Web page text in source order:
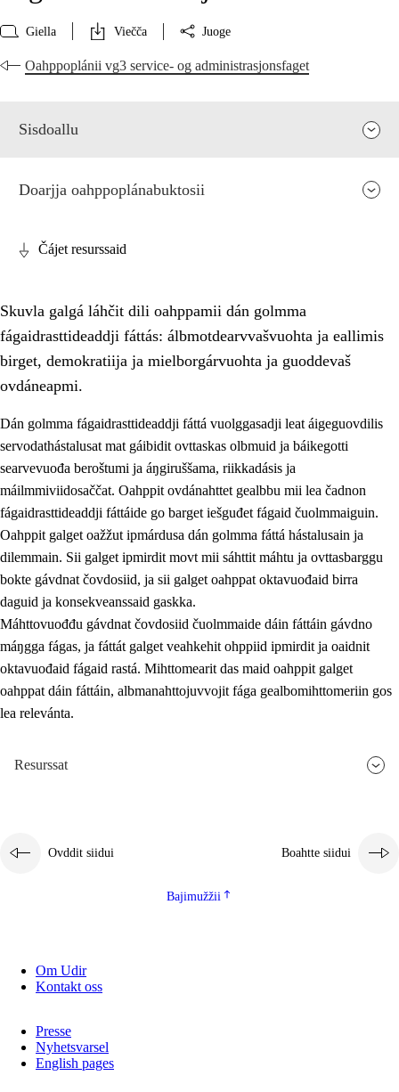
Giella Viečča Juoge
Oahppoplánii vg3 service- og administrasjonsfaget
Sisdoallu
2. Oahppama prinsihpat, ovdáneapmi ja oahppahábmen
Sosiála oahppan ja ovdáneapmi
2.2 Gealbu fágain
Vuođđogálggat
2.4 Oahppat oahppat
Fágaidrasttideaddji fáttát
2.5 Fágaidrasttideaddji fáttát
2.5.2 Demokratiija ja mielborgárvuohta
2.5.3
Doarjja oahppoplánabuktosii
Čájet resurssaid
Skuvla galgá láhčit dili oahppamii dán golmma
fágaidrasttideaddji fáttás: álbmotdearvvašvuohta ja eallimis
birget, demokratiija ja mielborgárvuohta ja guoddevaš
ovdáneapmi.
Dán golmma fágaidrasttideaddji fáttá vuolggasadji leat áigeguovdilis
servodathástalusat mat gáibidit ovttaskas olbmuid ja báikegotti
searvevuođa beroštumi ja áŋgiruššama, riikkadásis ja
máilmmiviidosaččat. Oahppit ovdánahttet gealbbu mii lea čadnon
fágaidrasttideaddji fáttáide go barget iešguđet fágaid čuolmmaiguin.
Oahppit galget oažžut ipmárdusa dán golmma fáttá hástalusain ja
dilemmain. Sii galget ipmirdit movt mii sáhttit máhtu ja ovttasbarggu
bokte gávdnat čovdosiid, ja sii galget oahppat oktavuođaid birra
daguid ja konsekveanssaid gaskka.
Máhttovuođđu gávdnat čovdosiid čuolmmaide dáin fáttáin gávdno
máŋgga fágas, ja fáttát galget veahkehit ohppiid ipmirdit ja oaidnit
oktavuođaid fágaid rastá. Mihttomearit das maid oahppit galget
oahppat dáin fáttáin, albmanahttojuvvojit fága gealbomihttomeriin gos
lea relevánta.
Resurssat
Ovddit siidui Boahtte siidui
Bajimužžii
Om Udir
Kontakt oss
Presse
Nyhetsvarsel
English pages